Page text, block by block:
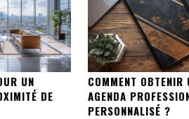
UN
DE
COMMENT OBTENIR
AGENDA
PERSONNALISÉ ?